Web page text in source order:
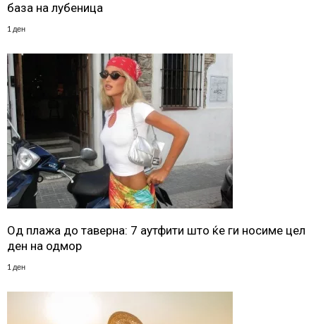
база на лубеница
1 ден
Од плажа до таверна: 7 аутфити што ќе ги носиме цел
ден на одмор
1 ден